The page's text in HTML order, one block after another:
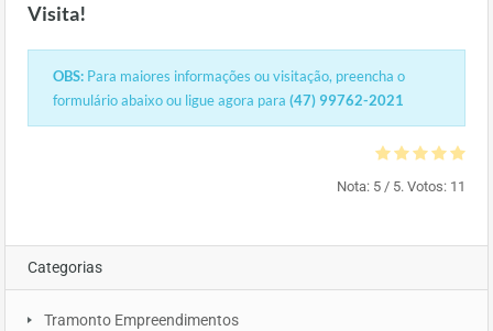
Visita!
OBS: Para maiores informações ou visitação, preencha o
formulário abaixo ou ligue agora para (47) 99762-2021
Nota: 5 / 5. Votos: 11
Categorias
Tramonto Empreendimentos